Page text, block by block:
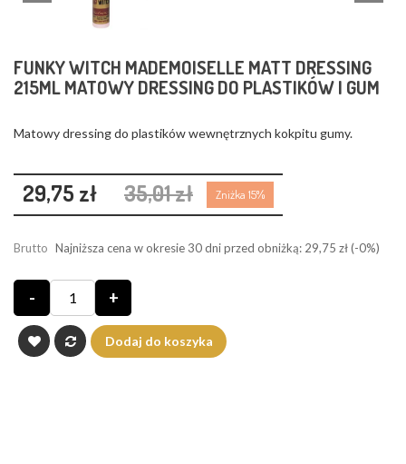
FUNKY WITCH MADEMOISELLE MATT DRESSING
215ML MATOWY DRESSING DO PLASTIKÓW I GUM
Matowy dressing do plastików wewnętrznych kokpitu gumy.
29,75 zł 35,01 zł Zniżka 15%
Brutto Najniższa cena w okresie 30 dni przed obniżką: 29,75 zł(-0%)
- +
Dodaj do koszyka